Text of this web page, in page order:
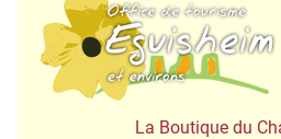
La Boutique du